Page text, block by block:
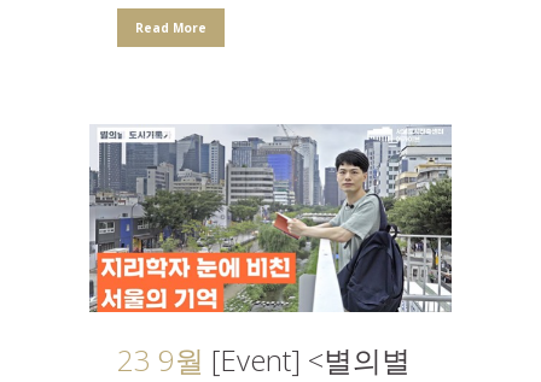
Read More
23 9월 [Event] <별의별